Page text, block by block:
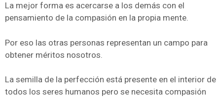
La mejor forma es acercarse a los demás con el
pensamiento de la compasión en la propia mente.
Por eso las otras personas representan un campo para
obtener méritos nosotros.
La semilla de la perfección está presente en el interior de
todos los seres humanos pero se necesita compasión